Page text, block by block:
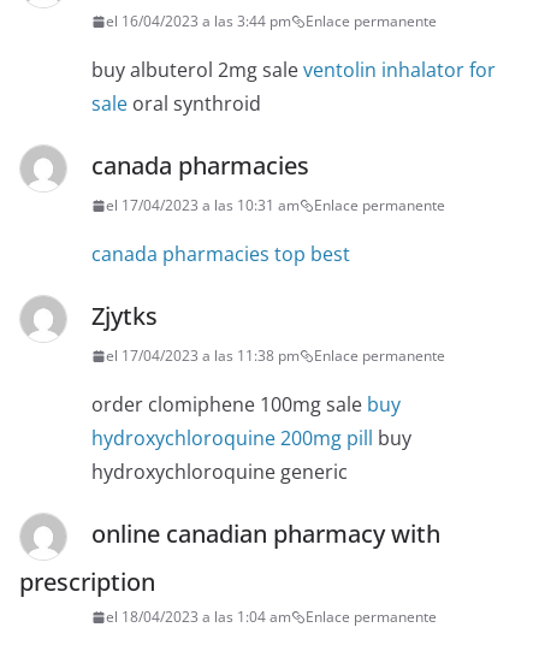
el 16/04/2023 a las 3:44 pm Enlace permanente
buy albuterol 2mg saleventolin inhalator for
sale oral synthroid
canada pharmacies
el 17/04/2023 a las 10:31 am Enlace permanente
canada pharmacies top best
Zjytks
el 17/04/2023 a las 11:38 pm Enlace permanente
order clomiphene 100mg sale buy
hydroxychloroquine 200mg pill buy
hydroxychloroquine generic
online canadian pharmacy with
prescription
el 18/04/2023 a las 1:04 am Enlace permanente